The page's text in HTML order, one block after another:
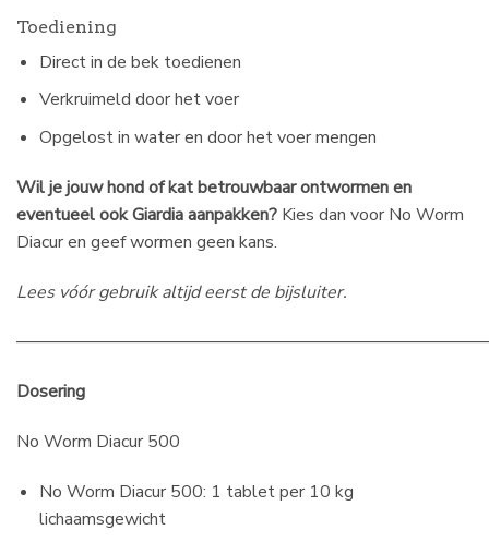
Toediening
Direct in de bek toedienen
Verkruimeld door het voer
Opgelost in water en door het voer mengen
Wil je jouw hond of kat betrouwbaar ontwormen en
eventueel ook Giardia aanpakken? Kies dan voor No Worm
Diacur en geef wormen geen kans.
Lees vóór gebruik altijd eerst de bijsluiter.
Dosering
No Worm Diacur 500
No Worm Diacur 500: 1 tablet per 10 kg
lichaamsgewicht